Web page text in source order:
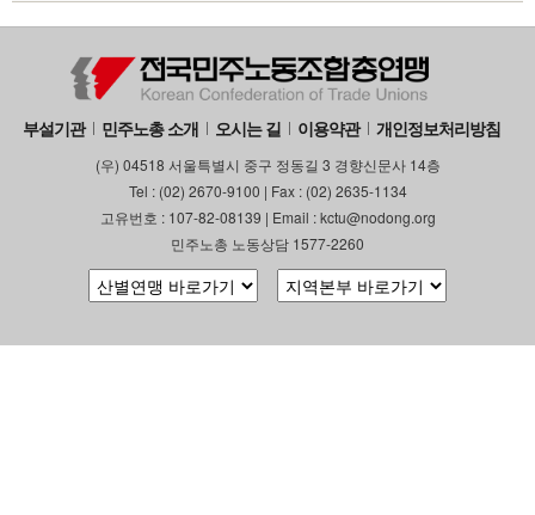
부설기관 민주노총 소개 오시는 길 이용약관 개인정보처리방침
(우) 04518 서울특별시 중구 정동길 3 경향신문사 14층
Tel : (02) 2670-9100 | Fax : (02) 2635-1134
고유번호 : 107-82-08139 | Email : kctu@nodong.org
민주노총 노동상담 1577-2260